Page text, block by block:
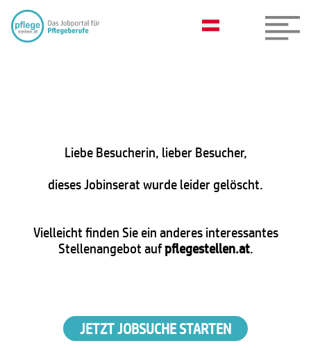
Liebe Besucherin, lieber Besucher,
dieses Jobinserat wurde leider gelöscht.
Vielleicht finden Sie ein anderes interessantes
Stellenangebot aufpflegestellen.at.
JETZT JOBSUCHE STARTEN